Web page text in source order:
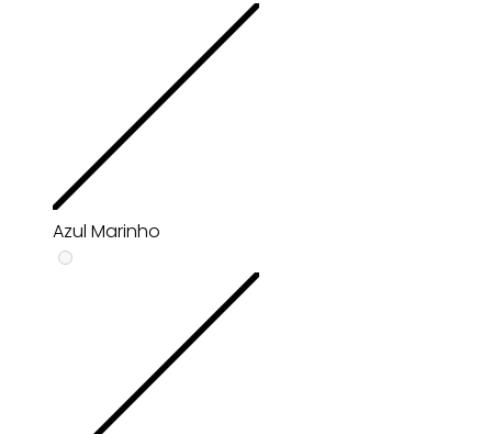
Azul Marinho